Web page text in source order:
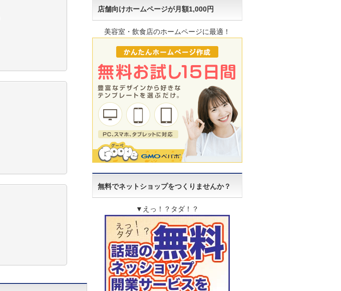
店舗向けホームページが月額1,000円
美容室・飲食店のホームページに最適！
無料でネットショップをつくりませんか？
▼えっ！？タダ！？